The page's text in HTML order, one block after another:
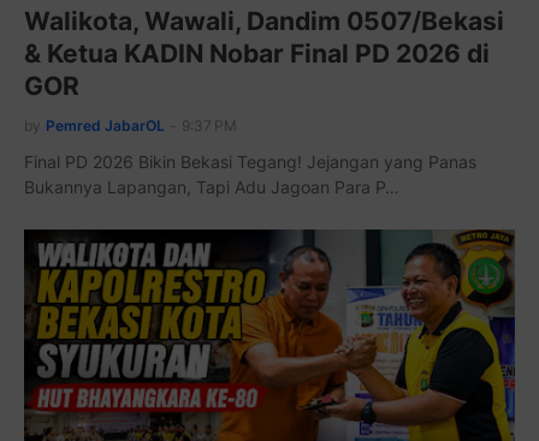
Walikota, Wawali, Dandim 0507/Bekasi
& Ketua KADIN Nobar Final PD 2026 di
GOR
by Pemred JabarOL 9:37 PM
Final PD 2026 Bikin Bekasi Tegang! Jejangan yang Panas
Bukannya Lapangan, Tapi Adu Jagoan Para P…